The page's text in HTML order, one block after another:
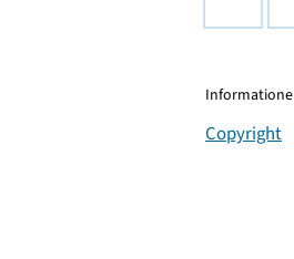
Copyright